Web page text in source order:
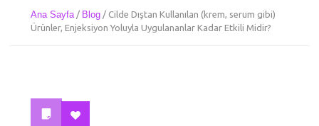
Ana Sayfa / Blog / Cilde Dıştan Kullanılan (krem, serum gibi)
Ürünler, Enjeksiyon Yoluyla Uygulananlar Kadar Etkili Midir?